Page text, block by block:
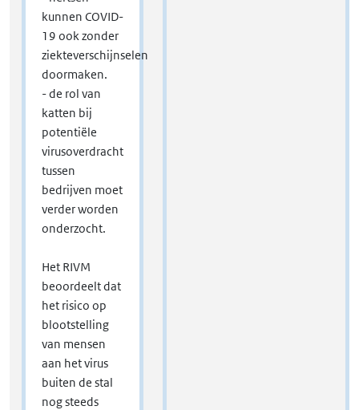
kunnen COVID-
19 ook zonder
ziekteverschijnselen
doormaken.
- de rol van
katten bij
potentiële
virusoverdracht
tussen
bedrijven moet
verder worden
onderzocht.
Het RIVM
beoordeelt dat
het risico op
blootstelling
van mensen
aan het virus
buiten de stal
nog steeds